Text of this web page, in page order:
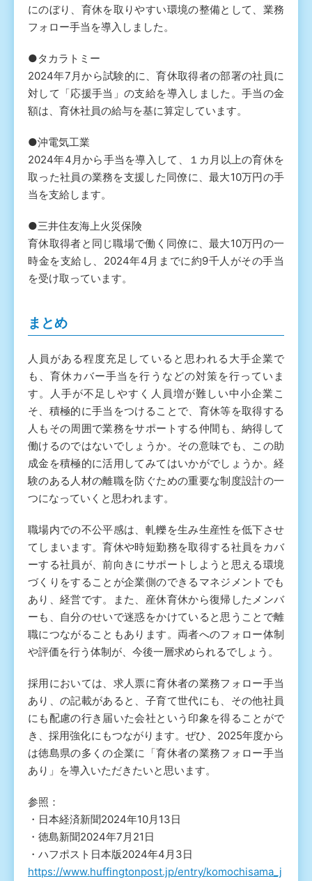
にのぼり、育休を取りやすい環境の整備として、業務
フォロー手当を導入しました。
●タカラトミー
2024年7月から試験的に、育休取得者の部署の社員に
対して「応援手当」の支給を導入しました。手当の金
額は、育休社員の給与を基に算定しています。
●沖電気工業
2024年4月から手当を導入して、１カ月以上の育休を
取った社員の業務を支援した同僚に、最大10万円の手
当を支給します。
●三井住友海上火災保険
育休取得者と同じ職場で働く同僚に、最大10万円の一
時金を支給し、2024年4月までに約9千人がその手当
を受け取っています。
まとめ
人員がある程度充足していると思われる大手企業で
も、育休カバー手当を行うなどの対策を行っていま
す。人手が不足しやすく人員増が難しい中小企業こ
そ、積極的に手当をつけることで、育休等を取得する
人もその周囲で業務をサポートする仲間も、納得して
働けるのではないでしょうか。その意味でも、この助
成金を積極的に活用してみてはいかがでしょうか。経
験のある人材の離職を防ぐための重要な制度設計の一
つになっていくと思われます。
職場内での不公平感は、軋轢を生み生産性を低下させ
てしまいます。育休や時短勤務を取得する社員をカバ
ーする社員が、前向きにサポートしようと思える環境
づくりをすることが企業側のできるマネジメントでも
あり、経営です。また、産休育休から復帰したメンバ
ーも、自分のせいで迷惑をかけていると思うことで離
職につながることもあります。両者へのフォロー体制
や評価を行う体制が、今後一層求められるでしょう。
採用においては、求人票に育休者の業務フォロー手当
あり、の記載があると、子育て世代にも、その他社員
にも配慮の行き届いた会社という印象を得ることがで
き、採用強化にもつながります。ぜひ、2025年度から
は徳島県の多くの企業に「育休者の業務フォロー手当
あり」を導入いただきたいと思います。
参照：
・日本経済新聞2024年10月13日
・徳島新聞2024年7月21日
・ハフポスト日本版2024年4月3日
https://www.huffingtonpost.jp/entry/komochisama_j